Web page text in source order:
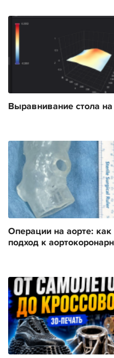
Выравнивание стола
Операции на аорте:
подход к